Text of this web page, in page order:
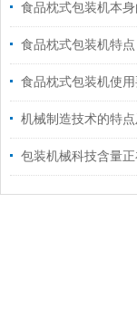
食品枕式包装机本
食品枕式包装机特点
食品枕式包装机使
机械制造技术的特
包装机械科技含量